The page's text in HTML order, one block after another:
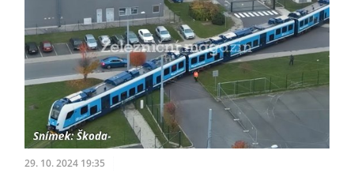
29. 10. 2024 19:35